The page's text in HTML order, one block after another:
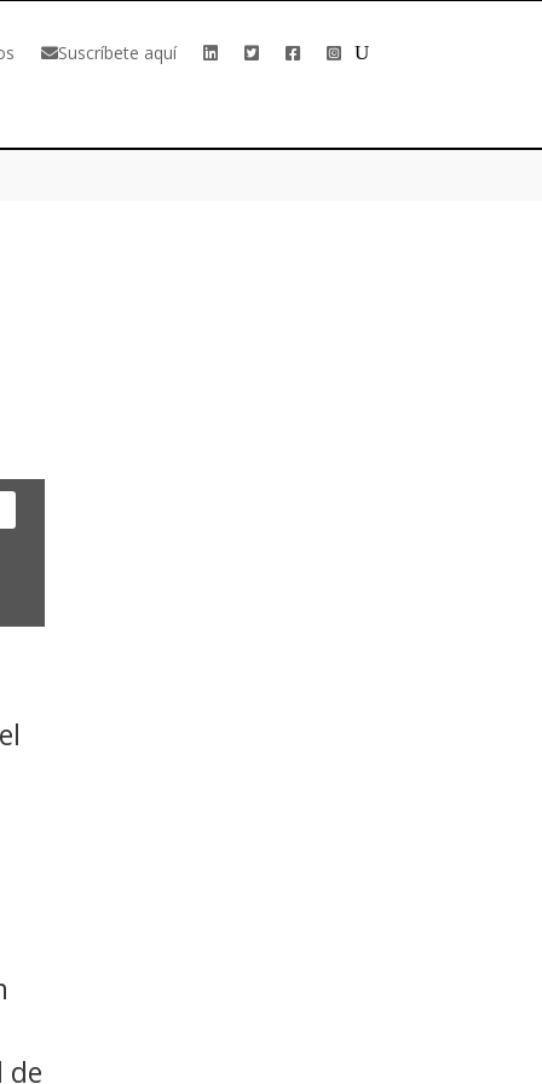
Suscríbete aquí
de